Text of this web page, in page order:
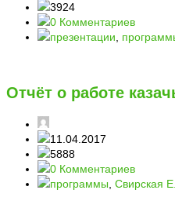
3924
0 Комментариев
презентации,
Отчёт о работе
11.04.2017
5888
0 Комментариев
программы Свирская